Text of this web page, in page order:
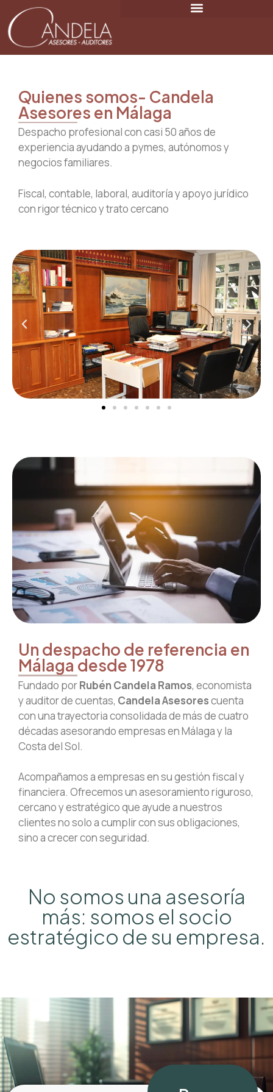
Quienes somos- Candela
Asesores en Málaga
Despacho profesional con casi 50 años de
experiencia ayudando a pymes, autónomos y
negocios familiares.
Fiscal, contable, laboral, auditoría y apoyo jurídico
con rigor técnico y trato cercano
Un despacho de referencia en
Málaga desde 1978
Fundado porRubén Candela Ramos, economista
y auditor de cuentas, Candela Asesorescuenta
con una trayectoria consolidada de más de cuatro
décadas asesorando empresas en Málaga y la
Costa del Sol.
Acompañamos a empresas en su gestión fiscal y
financiera. Ofrecemos un asesoramiento riguroso,
cercano y estratégico que ayude a nuestros
clientes no solo a cumplir con sus obligaciones,
sino a crecer con seguridad.
No somos una asesoría
más: somos el socio
estratégico de su empresa.